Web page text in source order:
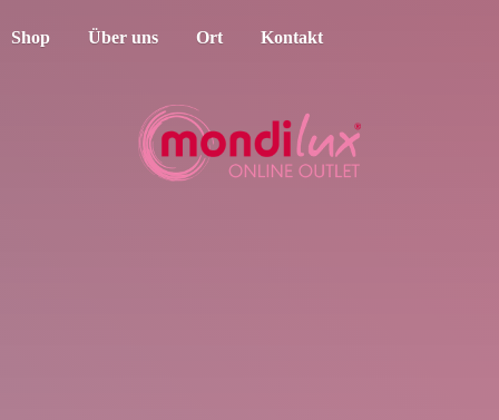
Shop Über uns Ort Kontakt